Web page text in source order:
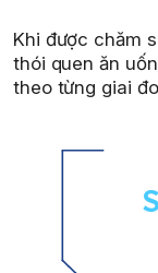
Khi được chăm
thói quen ăn
theo từng giai